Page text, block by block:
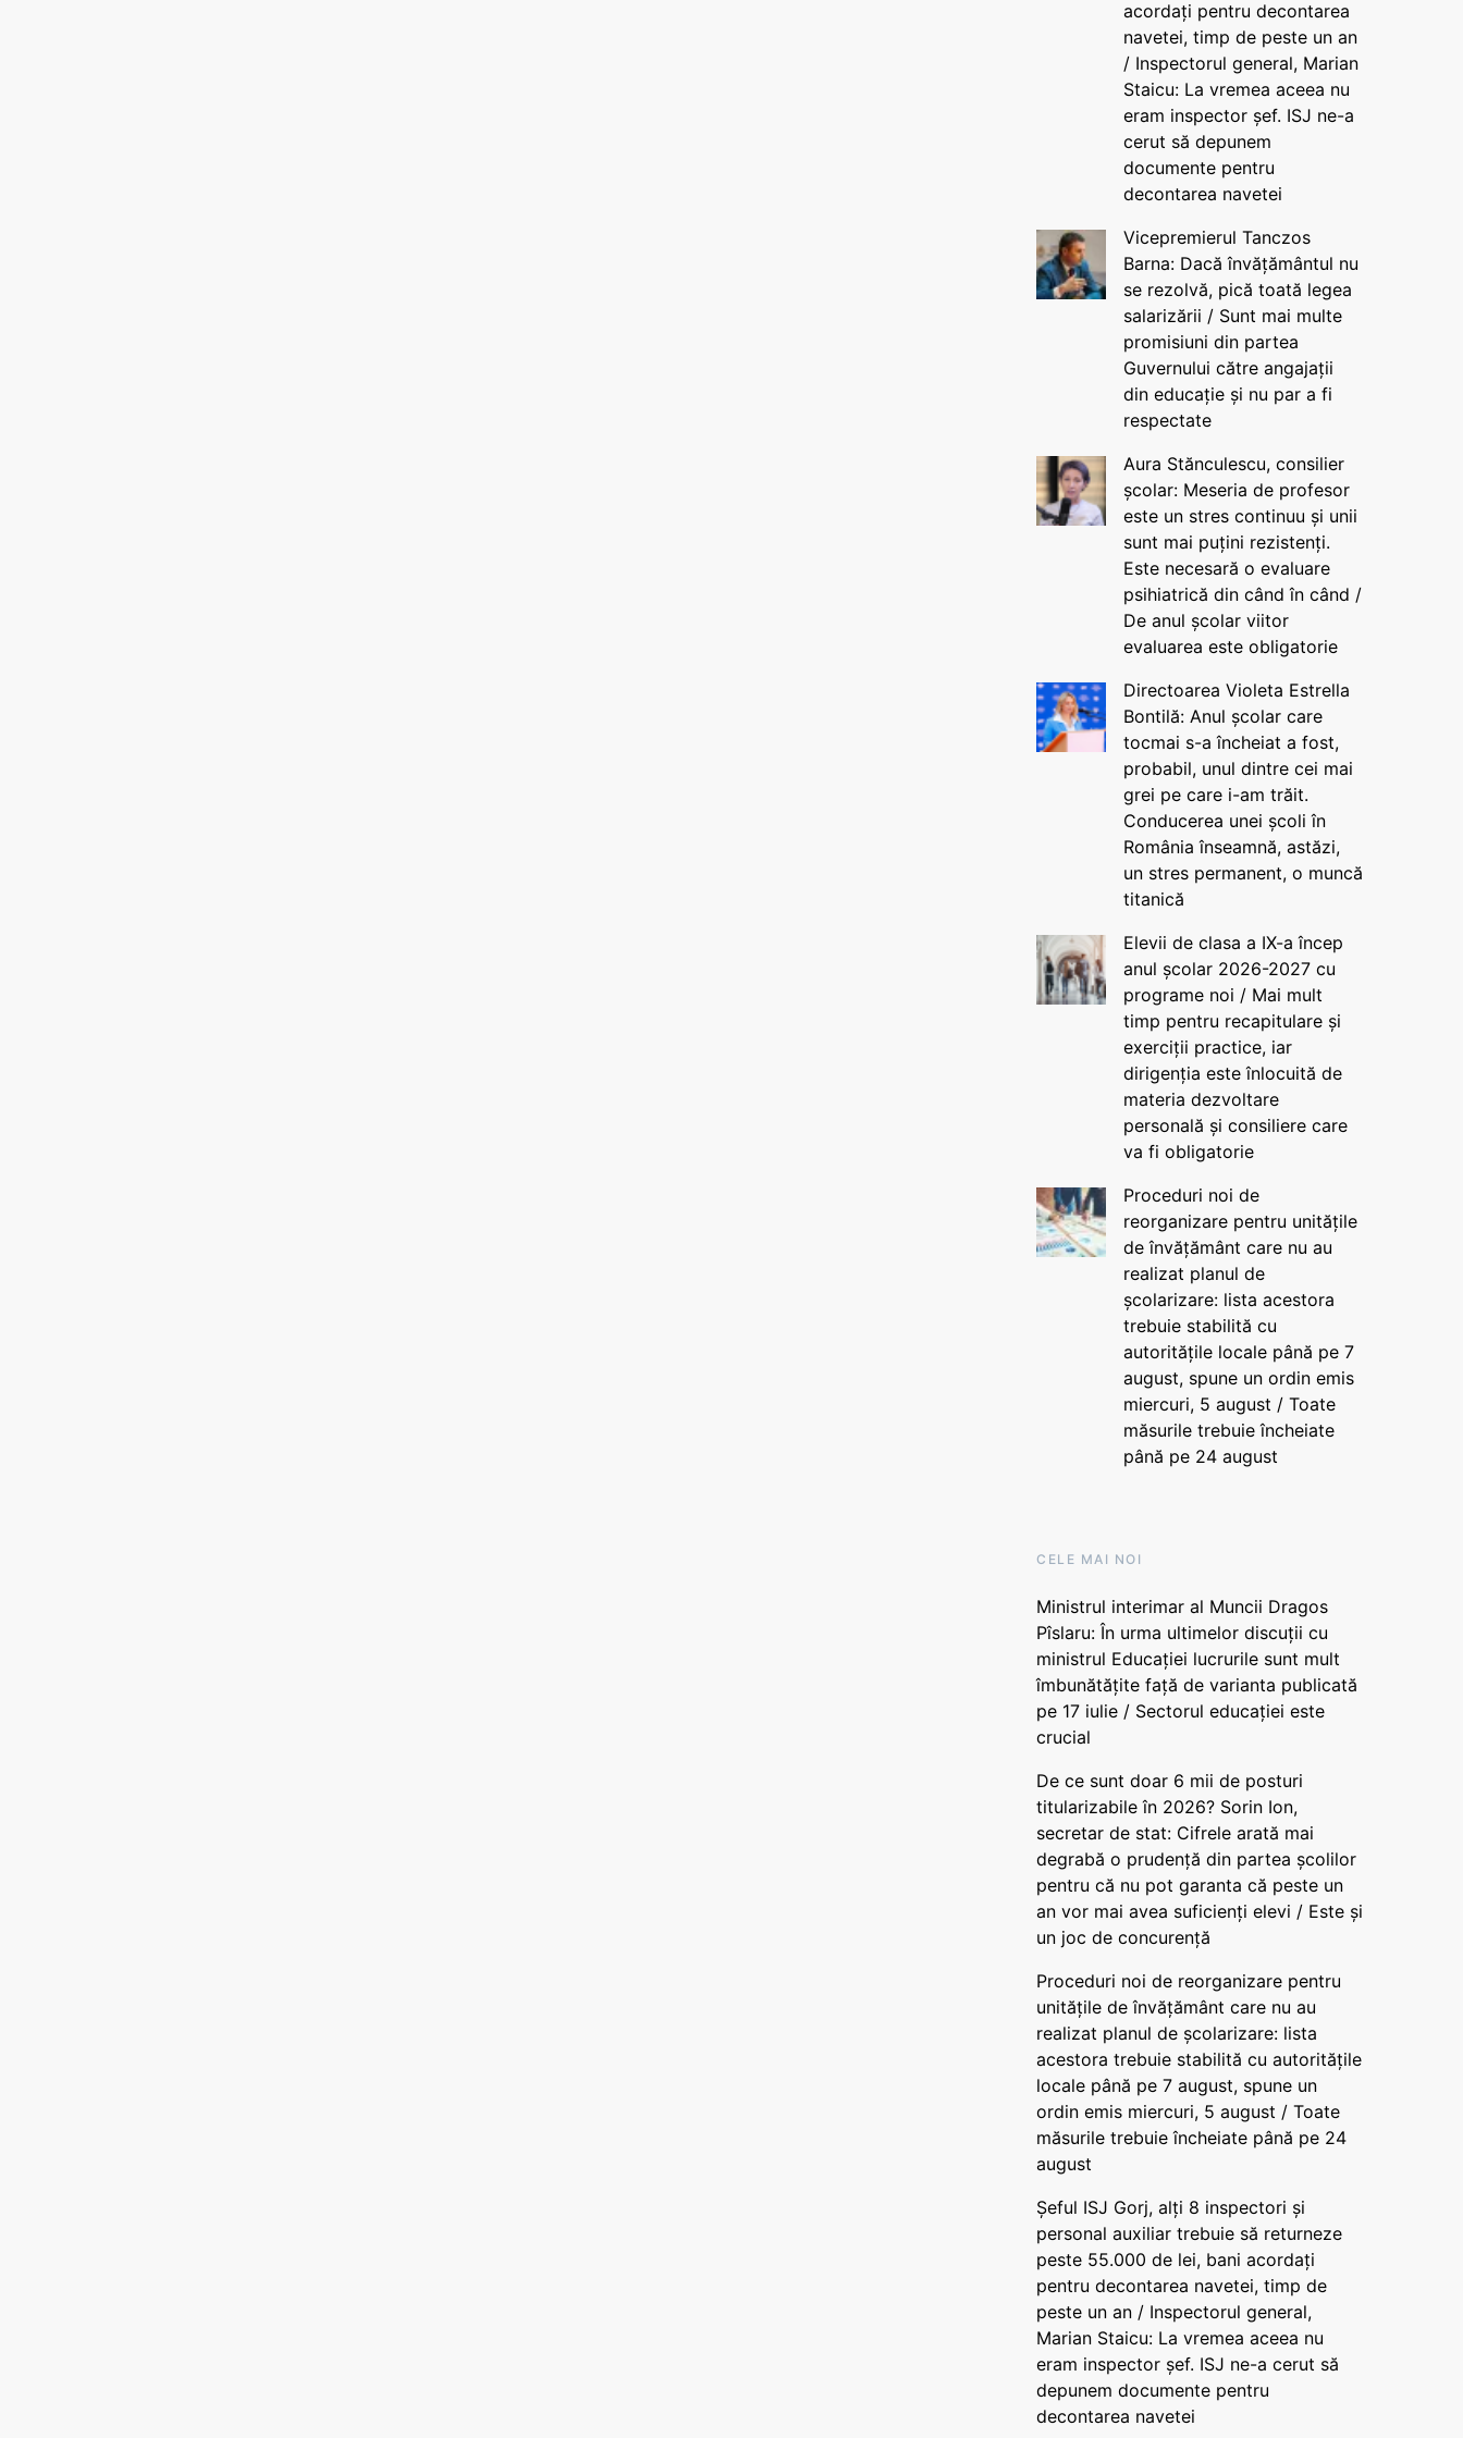
acordați pentru decontarea
navetei, timp de peste un an
/ Inspectorul general, Marian
Staicu: La vremea aceea nu
eram inspector șef. ISJ ne-a
cerut să depunem
documente pentru
decontarea navetei
Vicepremierul Tanczos
Barna: Dacă învățământul nu
se rezolvă, pică toată legea
salarizării / Sunt mai multe
promisiuni din partea
Guvernului către angajații
din educație și nu par a fi
respectate
Aura Stănculescu, consilier
școlar: Meseria de profesor
este un stres continuu și unii
sunt mai puțini rezistenți.
Este necesară o evaluare
psihiatrică din când în când /
De anul școlar viitor
evaluarea este obligatorie
Directoarea Violeta Estrella
Bontilă: Anul școlar care
tocmai s-a încheiat a fost,
probabil, unul dintre cei mai
grei pe care i-am trăit.
Conducerea unei școli în
România înseamnă, astăzi,
un stres permanent, o muncă
titanică
Elevii de clasa a IX-a încep
anul școlar 2026-2027 cu
programe noi / Mai mult
timp pentru recapitulare și
exerciții practice, iar
dirigenția este înlocuită de
materia dezvoltare
personală și consiliere care
va fi obligatorie
Proceduri noi de
reorganizare pentru unitățile
de învățământ care nu au
realizat planul de
școlarizare: lista acestora
trebuie stabilită cu
autoritățile locale până pe 7
august, spune un ordin emis
miercuri, 5 august / Toate
măsurile trebuie încheiate
până pe 24 august
CELE MAI NOI
Ministrul interimar al Muncii Dragos
Pîslaru: În urma ultimelor discuții cu
ministrul Educației lucrurile sunt mult
îmbunătățite față de varianta publicată
pe 17 iulie / Sectorul educației este
crucial
De ce sunt doar 6 mii de posturi
titularizabile în 2026? Sorin Ion,
secretar de stat: Cifrele arată mai
degrabă o prudență din partea școlilor
pentru că nu pot garanta că peste un
an vor mai avea suficienți elevi / Este și
un joc de concurență
Proceduri noi de reorganizare pentru
unitățile de învățământ care nu au
realizat planul de școlarizare: lista
acestora trebuie stabilită cu autoritățile
locale până pe 7 august, spune un
ordin emis miercuri, 5 august / Toate
măsurile trebuie încheiate până pe 24
august
Șeful ISJ Gorj, alți 8 inspectori și
personal auxiliar trebuie să returneze
peste 55.000 de lei, bani acordați
pentru decontarea navetei, timp de
peste un an / Inspectorul general,
Marian Staicu: La vremea aceea nu
eram inspector șef. ISJ ne-a cerut să
depunem documente pentru
decontarea navetei